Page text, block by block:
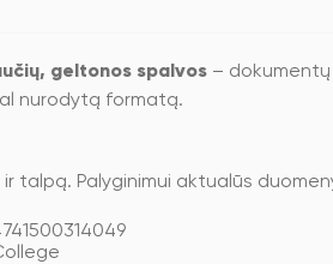
geltonos spalvos –
nurodytą formatą.
Palyginimui aktualūs